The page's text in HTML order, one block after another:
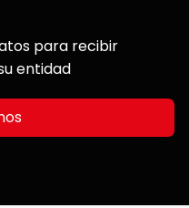
para recibir
entidad